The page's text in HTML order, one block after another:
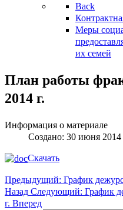
Back
Меры
их семей
План работы
2014 г.
Информация о материале
Создано: 30 июня 2014
Скачать
Предыдущий: График
Назад Следующий: График
г. Вперед